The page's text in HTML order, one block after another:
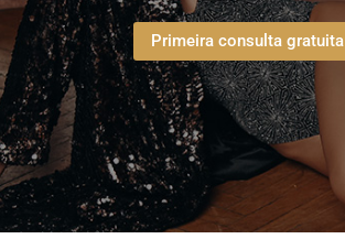
Primeira consulta gratuita